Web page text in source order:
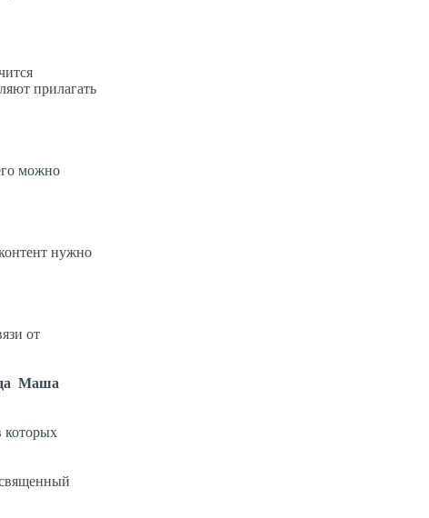
прилагать
можно
нужно
от
Маша
которых